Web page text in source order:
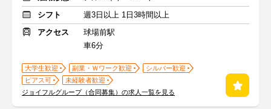
シフト
週3日以上 1日3時間以上
アクセス
球場前駅
車6分
大学生歓迎 副業・Ｗワーク歓迎
シルバー歓迎
ピアス可
未経験者歓迎
ジョイフルグループ（合同募集）の求人一覧を見る